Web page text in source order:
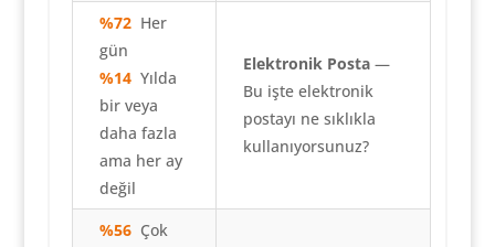
%72Her
gün
%14 Yılda
bir veya
daha fazla
ama her ay
değil
Elektronik Posta—
Bu işte elektronik
postayı ne sıklıkla
kullanıyorsunuz?
%56Çok